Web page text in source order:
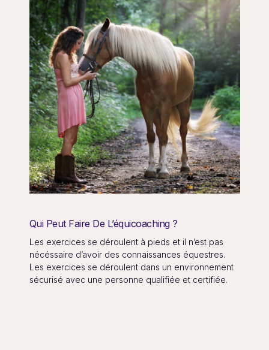
Qui Peut Faire De L’équicoaching ?
Les exercices se déroulent à pieds et il n’est pas
nécéssaire d’avoir des connaissances équestres.
Les exercices se déroulent dans un environnement
sécurisé avec une personne qualifiée et certifiée.